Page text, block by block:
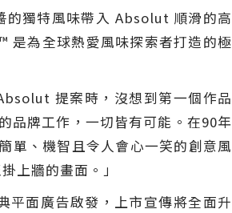
的獨特風味帶入 Absolut 順滑的高
是為全球熱愛風味探索者打造的極
提案時，沒想到第一個作品
品牌工作，一切皆有可能。在90年
單、機智且令人會心一笑的創意風
上牆的畫面。」
面廣告啟發，上市宣傳將全面升